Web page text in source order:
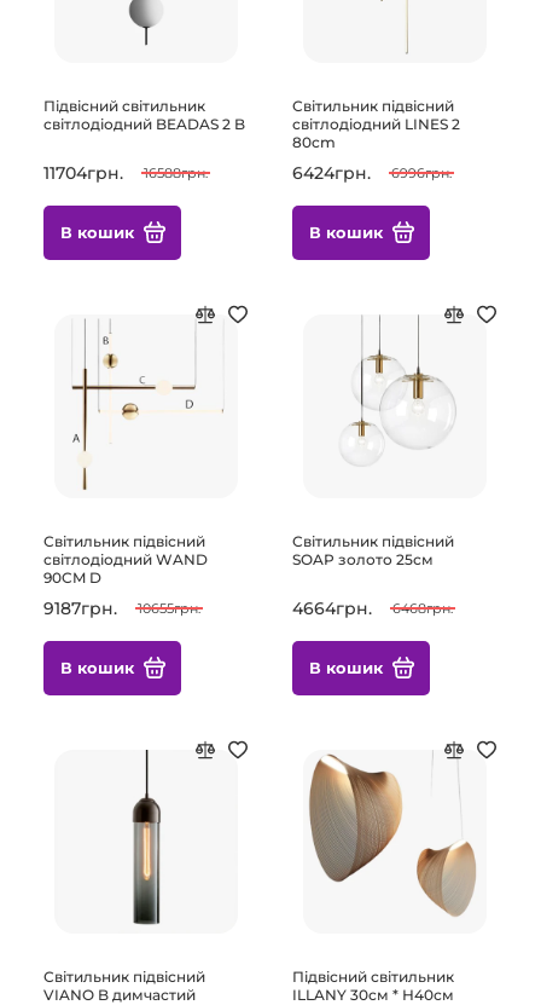
Підвісний світильник
світлодіодний BEADAS 2 B
11704грн. 16588грн.
В кошик
Світильник підвісний
світлодіодний LINES 2
80cm
6424грн. 6996грн.
В кошик
Світильник підвісний
світлодіодний WAND
90CM D
9187грн. 10655грн.
В кошик
Світильник підвісний
SOAP золото 25см
4664грн. 6468грн.
В кошик
Світильник підвісний
VIANO B димчастий
Підвісний світильник
ILLANY 30см * Н40см